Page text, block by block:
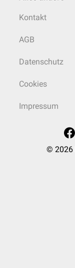
Kontakt
AGB
Datenschutz
Cookies
Impressum
© 2026